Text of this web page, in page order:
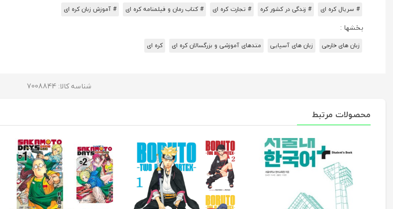
# سریال کره ای # زندگی در کشور کره # تجارت کره ای # کتاب رمان و فیلمنامه کره ای # آموزش زبان کره ای
بخشها :
زبان های خارجی زبان های آسیایی متدهای آموزشی و بزرگسالان کره ای کره ای
شناسه کالا: 7008844
محصولات مرتبط